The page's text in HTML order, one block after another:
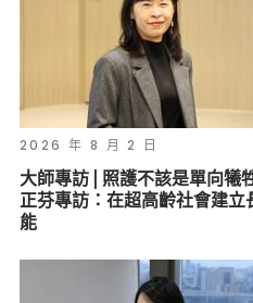
2026 年 8 月 2 日
大師專訪 | 照護不該是單向犧
正芬專訪：在超高齡社會建立
能